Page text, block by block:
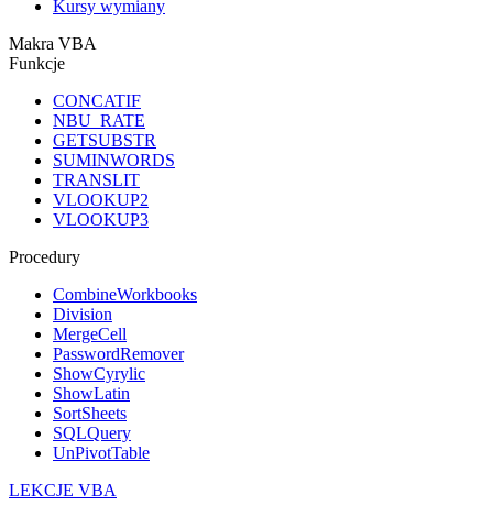
Kursy wymiany
Makra VBA
Funkcje
CONCATIF
NBU_RATE
GETSUBSTR
SUMINWORDS
TRANSLIT
VLOOKUP2
VLOOKUP3
Procedury
CombineWorkbooks
Division
MergeCell
PasswordRemover
ShowCyrylic
ShowLatin
SortSheets
SQLQuery
UnPivotTable
LEKCJE VBA